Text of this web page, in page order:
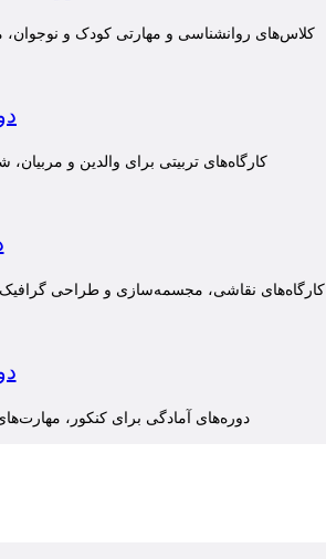
کلاس‌های روانشناسی و مهارتی کودک و
کارگاه‌های تربیتی برای والدین و
کارگاه‌های نقاشی، مجسمه‌سازی و طراحی گرافیک
دوره‌های آمادگی برای کنکور،